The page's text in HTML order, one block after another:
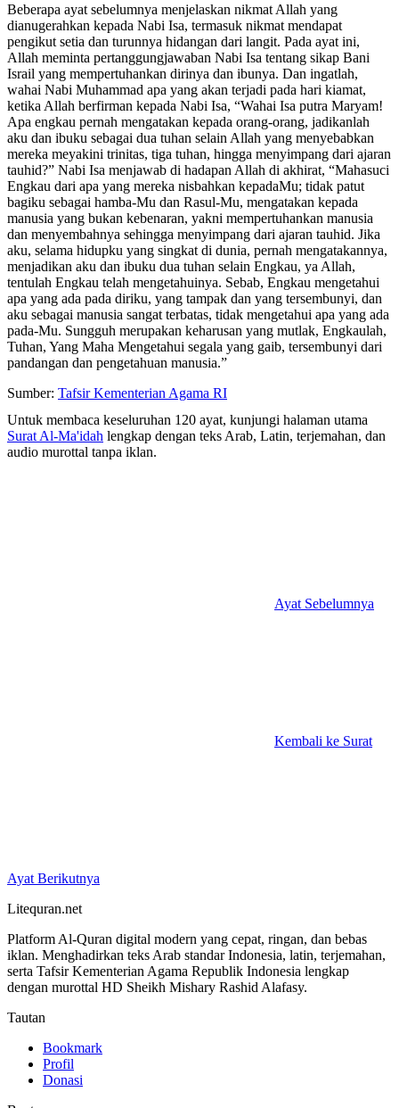
Beberapa ayat sebelumnya menjelaskan nikmat Allah yang
dianugerahkan kepada Nabi Isa, termasuk nikmat mendapat
pengikut setia dan turunnya hidangan dari langit. Pada ayat ini,
Allah meminta pertanggungjawaban Nabi Isa tentang sikap Bani
Israil yang mempertuhankan dirinya dan ibunya. Dan ingatlah,
wahai Nabi Muhammad apa yang akan terjadi pada hari kiamat,
ketika Allah berfirman kepada Nabi Isa, “Wahai Isa putra Maryam!
Apa engkau pernah mengatakan kepada orang-orang, jadikanlah
aku dan ibuku sebagai dua tuhan selain Allah yang menyebabkan
mereka meyakini trinitas, tiga tuhan, hingga menyimpang dari ajaran
tauhid?” Nabi Isa menjawab di hadapan Allah di akhirat, “Mahasuci
Engkau dari apa yang mereka nisbahkan kepadaMu; tidak patut
bagiku sebagai hamba-Mu dan Rasul-Mu, mengatakan kepada
manusia yang bukan kebenaran, yakni mempertuhankan manusia
dan menyembahnya sehingga menyimpang dari ajaran tauhid. Jika
aku, selama hidupku yang singkat di dunia, pernah mengatakannya,
menjadikan aku dan ibuku dua tuhan selain Engkau, ya Allah,
tentulah Engkau telah mengetahuinya. Sebab, Engkau mengetahui
apa yang ada pada diriku, yang tampak dan yang tersembunyi, dan
aku sebagai manusia sangat terbatas, tidak mengetahui apa yang ada
pada-Mu. Sungguh merupakan keharusan yang mutlak, Engkaulah,
Tuhan, Yang Maha Mengetahui segala yang gaib, tersembunyi dari
pandangan dan pengetahuan manusia.”
Sumber: Tafsir Kementerian Agama RI
Untuk membaca keseluruhan 120 ayat, kunjungi halaman utama
Surat Al-Ma'idah lengkap dengan teks Arab, Latin, terjemahan, dan
audio murottal tanpa iklan.
Ayat Sebelumnya
Kembali ke Surat
Ayat Berikutnya
Litequran.net
Platform Al-Quran digital modern yang cepat, ringan, dan bebas
iklan. Menghadirkan teks Arab standar Indonesia, latin, terjemahan,
serta Tafsir Kementerian Agama Republik Indonesia lengkap
dengan murottal HD Sheikh Mishary Rashid Alafasy.
Tautan
Bookmark
Profil
Donasi